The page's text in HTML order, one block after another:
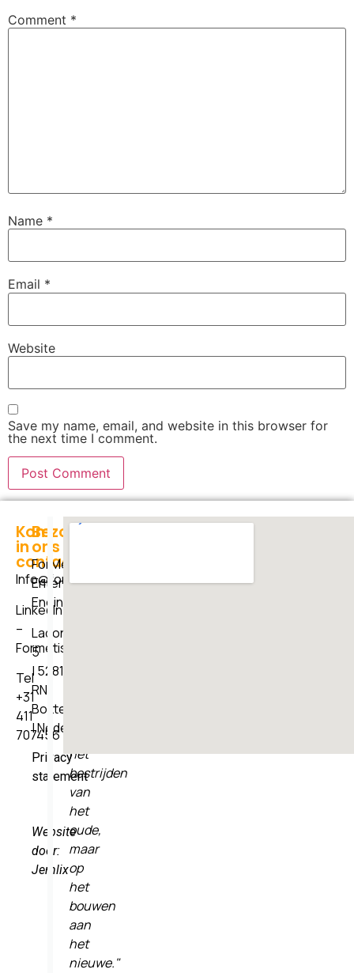
Comment *
Name *
Email *
Website
Save my name, email, and website in this browser for
the next time I comment.
Kom
in
contact
Info@formetis.nl
LinkedIn
–
Formetis
Tel
+31
411
707456
Bezoek
ons
ForMetis
Enterprise
Engineers
Ladonkseweg
5
| 5281
RN
Boxtel
| Nederland
Privacy
statement
Website
door:
Jemlix
"Het
verandering
het
bestrijden
van
het
oude,
maar
op
het
bouwen
aan
het
nieuwe."